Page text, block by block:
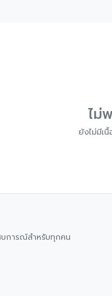
ไม่
ยังไม่มีเ
บการณ์สำหรับทุกคน